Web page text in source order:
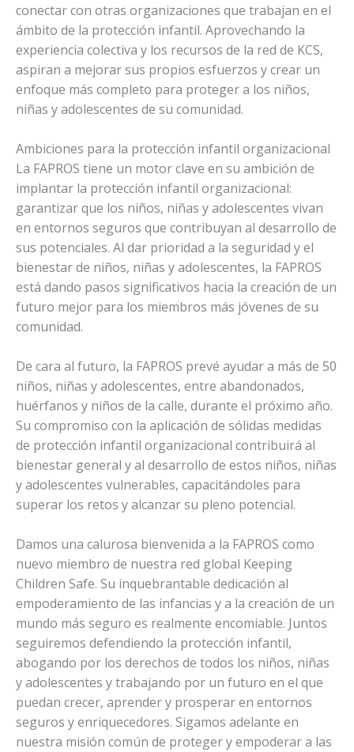
conectar con otras organizaciones que trabajan en el
ámbito de la protección infantil. Aprovechando la
experiencia colectiva y los recursos de la red de KCS,
aspiran a mejorar sus propios esfuerzos y crear un
enfoque más completo para proteger a los niños,
niñas y adolescentes de su comunidad.
Ambiciones para la protección infantil organizacional
La FAPROS tiene un motor clave en su ambición de
implantar la protección infantil organizacional:
garantizar que los niños, niñas y adolescentes vivan
en entornos seguros que contribuyan al desarrollo de
sus potenciales. Al dar prioridad a la seguridad y el
bienestar de niños, niñas y adolescentes, la FAPROS
está dando pasos significativos hacia la creación de un
futuro mejor para los miembros más jóvenes de su
comunidad.
De cara al futuro, la FAPROS prevé ayudar a más de 50
niños, niñas y adolescentes, entre abandonados,
huérfanos y niños de la calle, durante el próximo año.
Su compromiso con la aplicación de sólidas medidas
de protección infantil organizacional contribuirá al
bienestar general y al desarrollo de estos niños, niñas
y adolescentes vulnerables, capacitándoles para
superar los retos y alcanzar su pleno potencial.
Damos una calurosa bienvenida a la FAPROS como
nuevo miembro de nuestra red global Keeping
Children Safe. Su inquebrantable dedicación al
empoderamiento de las infancias y a la creación de un
mundo más seguro es realmente encomiable. Juntos
seguiremos defendiendo la protección infantil,
abogando por los derechos de todos los niños, niñas
y adolescentes y trabajando por un futuro en el que
puedan crecer, aprender y prosperar en entornos
seguros y enriquecedores. Sigamos adelante en
nuestra misión común de proteger y empoderar a las